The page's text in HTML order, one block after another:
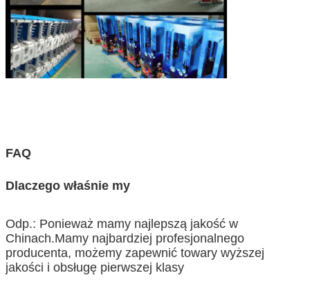
FAQ
Dlaczego właśnie my
Odp.: Ponieważ mamy najlepszą jakość w
Chinach.Mamy najbardziej profesjonalnego
producenta, możemy zapewnić towary wyższej
jakości i obsługę pierwszej klasy